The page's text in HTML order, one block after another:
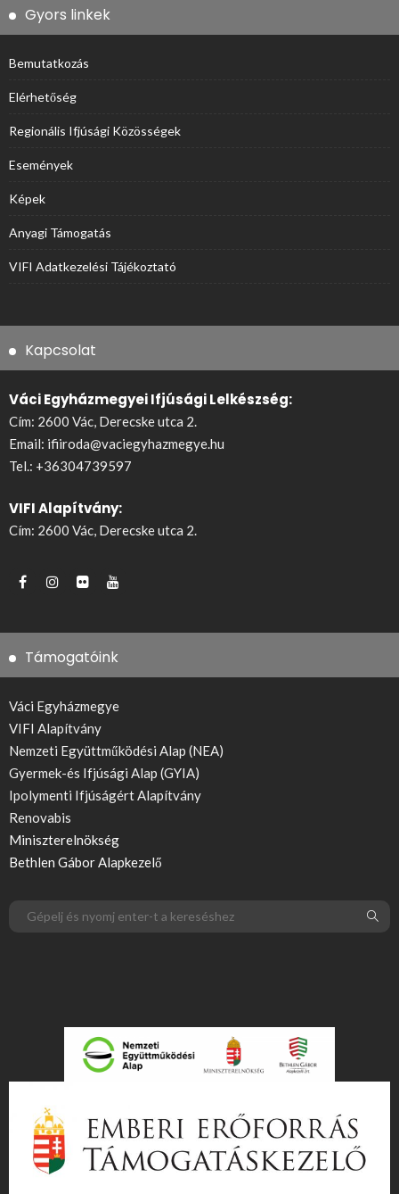
Gyors linkek
Bemutatkozás
Elérhetőség
Regionális Ifjúsági Közösségek
Események
Képek
Anyagi Támogatás
VIFI Adatkezelési Tájékoztató
Kapcsolat
Váci Egyházmegyei Ifjúsági Lelkészség:
Cím: 2600 Vác, Derecske utca 2.
Email: ifiiroda@vaciegyhazmegye.hu
Tel.: +36304739597
VIFI Alapítvány:
Cím: 2600 Vác, Derecske utca 2.
Támogatóink
Váci Egyházmegye
VIFI Alapítvány
Nemzeti Együttműködési Alap (NEA)
Gyermek-és Ifjúsági Alap (GYIA)
Ipolymenti Ifjúságért Alapítvány
Renovabis
Miniszterelnökség
Bethlen Gábor Alapkezelő